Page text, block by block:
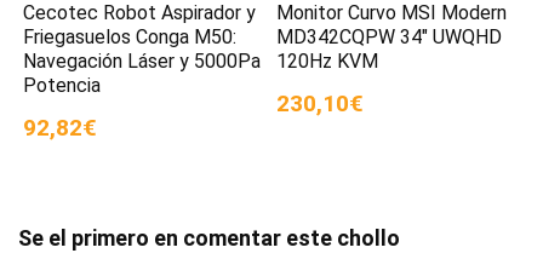
Cecotec Robot Aspirador y
Friegasuelos Conga M50:
Navegación Láser y 5000Pa
Potencia
92,82€
Monitor Curvo MSI Modern
MD342CQPW 34″ UWQHD
120Hz KVM
230,10€
Se el primero en comentar este chollo